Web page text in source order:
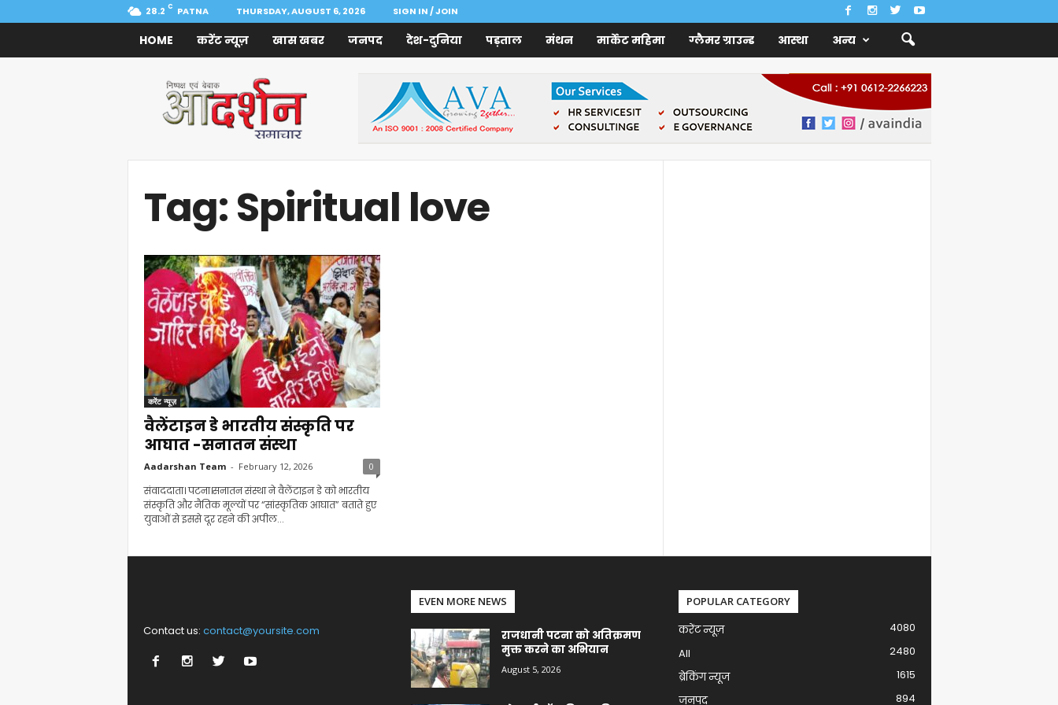
28.2 C PATNA THURSDAY, AUGUST 6, 2026 SIGN IN / JOIN
HOME करेंट न्यूज़ खास खबर जनपद देश-दुनिया पड़ताल मंथन मार्केट महिमा ग्लैमर ग्राउन्ड आस्था अन्य
Samachar
Tag: Spiritual love
करेंट न्यूज़
वैलेंटाइन डे भारतीय संस्कृति पर
आघात -सनातन संस्था
Aadarshan Team - February 12, 2026 0
संवाददाता। पटना।सनातन संस्था ने वैलेंटाइन डे को भारतीय
संस्कृति और नैतिक मूल्यों पर “सांस्कृतिक आघात” बताते हुए
युवाओं से इससे दूर रहने की अपील...
Contact us: contact@yoursite.com
EVEN MORE NEWS
राजधानी पटना को अतिक्रमण
मुक्त करने का अभियान
August 5, 2026
POPULAR CATEGORY
करेंट न्यूज़
4080
All
2480
ब्रेकिंग न्यूज
1615
जनपद
894